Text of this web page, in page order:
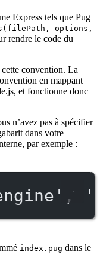
Express tels que Pug
options,
rendre le code du
convention. La
en mappant
et fonctionne donc
n’avez pas à spécifier
dans votre
par exemple :
,
index.pug dans le